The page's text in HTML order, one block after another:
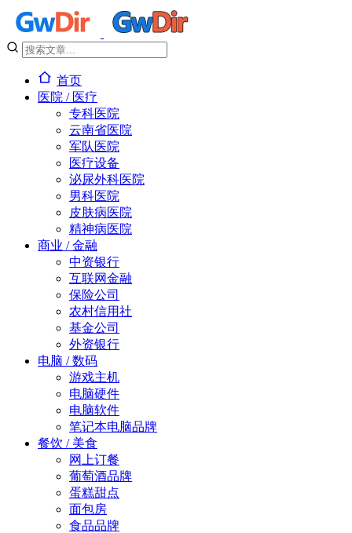
首页
医院 / 医疗
专科医院
云南省医院
军队医院
医疗设备
泌尿外科医院
男科医院
皮肤病医院
精神病医院
商业 / 金融
中资银行
互联网金融
保险公司
农村信用社
基金公司
外资银行
电脑 / 数码
游戏主机
电脑硬件
电脑软件
笔记本电脑品牌
餐饮 / 美食
网上订餐
葡萄酒品牌
蛋糕甜点
面包房
食品品牌